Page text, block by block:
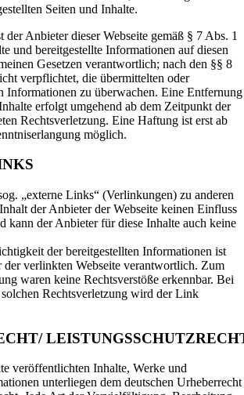
Seiten und Inhalte.
der Anbieter dieser Webseite gemäß § 7 Abs. 1
und bereitgestellte Informationen auf diesen
Gesetzen verantwortlich; nach den §§ 8
verpflichtet, die übermittelten oder
Informationen zu überwachen. Eine Entfernung
erfolgt umgehend ab dem Zeitpunkt der
Rechtsverletzung. Eine Haftung ist erst ab
möglich.
„externe Links“ (Verlinkungen) zu anderen
der Anbieter der Webseite keinen Einfluss
kann der Anbieter für diese Inhalte auch keine
der bereitgestellten Informationen ist
verlinkten Webseite verantwortlich. Zum
waren keine Rechtsverstöße erkennbar. Bei
Rechtsverletzung wird der Link
veröffentlichten Inhalte, Werke und
unterliegen dem deutschen Urheberrecht